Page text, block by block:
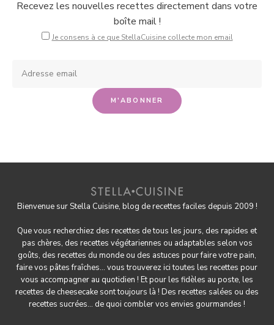
Recevez les nouvelles recettes directement dans votre
boîte mail !
Je consens à ce que StellaCuisine collecte mon email
Bienvenue sur Stella Cuisine, blog de recettes faciles depuis 2009 !
Que vous recherchiez des recettes de tous les jours, des rapides et
pas chères, des recettes végétariennes ou adaptables selon vos
goûts, des recettes du monde ou des astuces pourfaire votre pain,
fairevos pâtes fraîches... vous trouverez ici toutes les recettes pour
vous accompagner au quotidien ! Et pour les fidèles au poste, les
recettes de cheesecake sont toujours là ! Des recettes salées ou des
recettes sucrées... de quoi combler vos envies gourmandes !